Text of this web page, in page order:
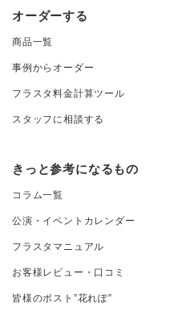
オーダーする
商品一覧
事例からオーダー
フラスタ料金計算ツール
スタッフに相談する
きっと参考になるもの
コラム一覧
公演・イベントカレンダー
フラスタマニュアル
お客様レビュー・口コミ
皆様のポスト”花れぽ”